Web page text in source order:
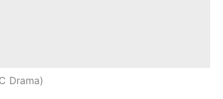
Drama